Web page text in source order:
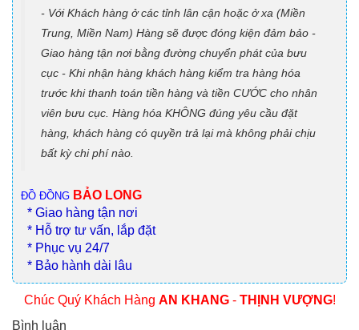
- Với Khách hàng ở các tỉnh lân cận hoặc ở xa (Miền
Trung, Miền Nam) Hàng sẽ được đóng kiện đảm bảo -
Giao hàng tận nơi bằng đường chuyển phát của bưu
cục - Khi nhận hàng khách hàng kiểm tra hàng hóa
trước khi thanh toán tiền hàng và tiền CƯỚC cho nhân
viên bưu cục. Hàng hóa KHÔNG đúng yêu cầu đặt
hàng, khách hàng có quyền trả lại mà không phải chịu
bất kỳ chi phí nào.
ĐỒ ĐỒNG BẢO LONG
* Giao hàng tận nơi
* Hỗ trợ tư vấn, lắp đặt
* Phục vụ 24/7
* Bảo hành dài lâu
Chúc Quý Khách Hàng AN KHANG - THỊNH VƯỢNG!
Bình luận